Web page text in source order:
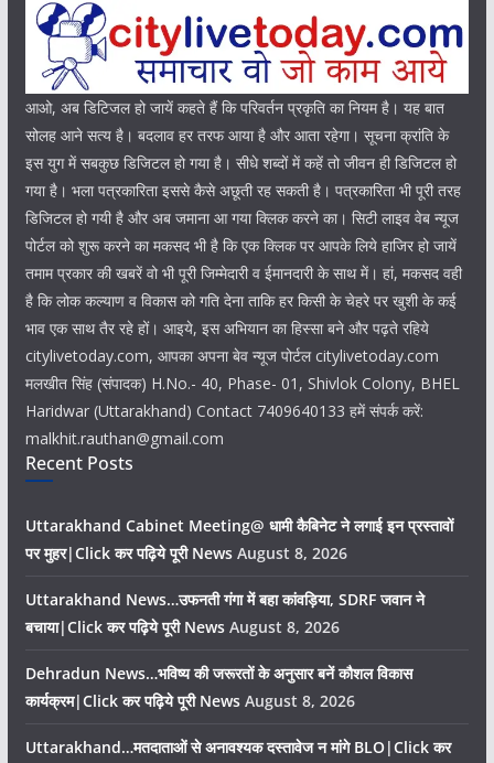
आओ, अब डिटिजल हो जायें कहते हैं कि परिवर्तन प्रकृति का नियम है। यह बात
सोलह आने सत्य है। बदलाव हर तरफ आया है और आता रहेगा। सूचना क्रांति के
इस युग में सबकुछ डिजिटल हो गया है। सीधे शब्दों में कहें तो जीवन ही डिजिटल हो
गया है। भला पत्रकारिता इससे कैसे अछूती रह सकती है। पत्रकारिता भी पूरी तरह
डिजिटल हो गयी है और अब जमाना आ गया क्लिक करने का। सिटी लाइव वेब न्यूज
पोर्टल को शुरू करने का मकसद भी है कि एक क्लिक पर आपके लिये हाजिर हो जायें
तमाम प्रकार की खबरें वो भी पूरी जिम्मेदारी व ईमानदारी के साथ में। हां, मकसद वही
है कि लोक कल्याण व विकास को गति देना ताकि हर किसी के चेहरे पर खुशी के कई
भाव एक साथ तैर रहे हों। आइये, इस अभियान का हिस्सा बने और पढ़ते रहिये
citylivetoday.com, आपका अपना बेव न्यूज पोर्टल citylivetoday.com
मलखीत सिंह (संपादक) H.No.- 40, Phase- 01, Shivlok Colony, BHEL
Haridwar (Uttarakhand) Contact 7409640133 हमें संपर्क करें:
malkhit.rauthan@gmail.com
Recent Posts
Uttarakhand Cabinet Meeting@ धामी कैबिनेट ने लगाई इन प्रस्तावों
पर मुहर|Click कर पढ़िये पूरी News August 8, 2026
Uttarakhand News…उफनती गंगा में बहा कांवड़िया, SDRF जवान ने
बचाया|Click कर पढ़िये पूरी News August 8, 2026
Dehradun News…भविष्य की जरूरतों के अनुसार बनें कौशल विकास
कार्यक्रम|Click कर पढ़िये पूरी News August 8, 2026
Uttarakhand…मतदाताओं से अनावश्यक दस्तावेज न मांगे BLO|Click कर